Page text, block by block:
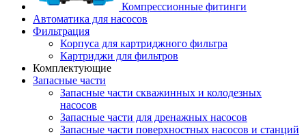
Компрессионные фитинги
Автоматика для насосов
Фильтрация
Корпуса для картриджного фильтра
Картриджи для фильтров
Комплектующие
Запасные части
Запасные части скважинных и колодезных
насосов
Запасные части для дренажных насосов
Запасные части поверхностных насосов и станций